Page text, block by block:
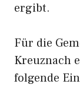
ergibt.
Für die
Kreuznach
folgende